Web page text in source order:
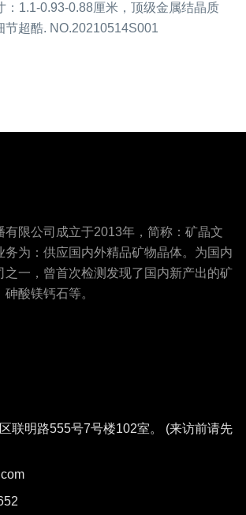
：1.1-0.93-0.88厘米，顶级金属结晶质
节超酷. NO.20210514S001
有限公司成立于2013年，简称：矿晶文
务为：供应国内外精品矿物晶体。为国内
之一，曾首次检测发现了国内新产出的矿
酸镁钙石等。
区联明路555号7号楼102室。 (来访前请先